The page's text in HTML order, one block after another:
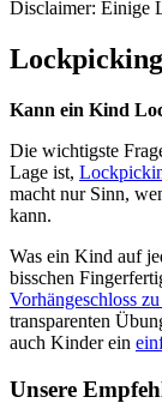
Disclaimer: Einige
Kann ein Kind
Die wichtigste
Lage ist,
macht nur Sinn,
kann.
Was ein Kind auf
bisschen
Vorhängeschloss
transparenten
auch Kinder ein
Unsere